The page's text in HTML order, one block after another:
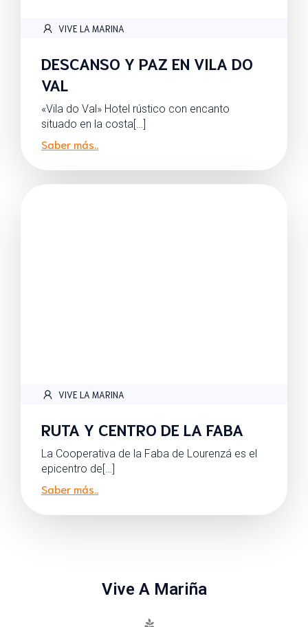
VIVE LA MARINA
DESCANSO Y PAZ EN VILA DO
VAL
«Vila do Val» Hotel rústico con encanto
situado en la costa[…]
Saber más..
VIVE LA MARINA
RUTA Y CENTRO DE LA FABA
La Cooperativa de la Faba de Lourenzá es el
epicentro de[…]
Saber más..
Vive A Mariña